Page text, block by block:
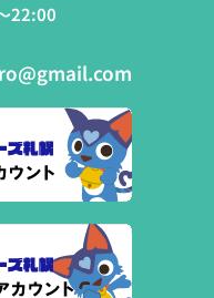
22:00